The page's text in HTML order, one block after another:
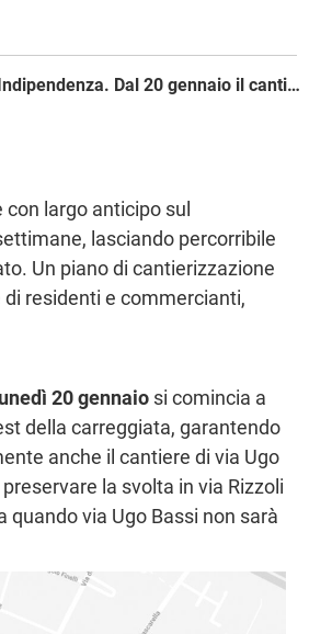
Ecco la tabella di marcia dei lavori in via Indipendenza. Dal 20 gennaio il cantiere inizia ad avvicinarsi alla zona T
con largo anticipo sul
lasciando percorribile
Un piano di cantierizzazione
residenti e commercianti,
20 gennaio si comincia a
della carreggiata, garantendo
anche il cantiere di via Ugo
la svolta in via Rizzoli
via Ugo Bassi non sarà